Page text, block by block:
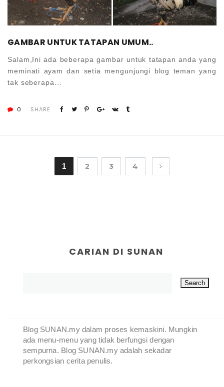
GAMBAR UNTUK TATAPAN UMUM..
Salam,Ini ada beberapa gambar untuk tatapan anda yang
meminati ayam dan setia mengunjungi blog teman yang
tak seberapa...
0 SHARE
1 2 3 4
CARIAN DI SUNAN
Blog SUNAN.my dalam proses kemaskini. Mungkin
ada menu-menu yang tidak berfungsi dengan
sempurna. Blog SUNAN.my adalah sekadar
perkongsian cerita penulis.